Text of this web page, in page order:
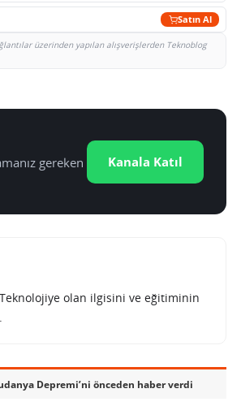
Satın Al
üzerinden yapılan alışverişlerden Teknoblog
gereken
Kanala Katıl
olan ilgisini ve eğitiminin
Depremi’ni önceden haber verdi